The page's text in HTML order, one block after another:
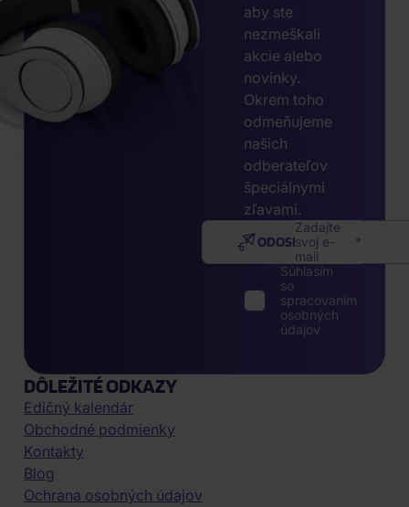
aby ste
nezmeškali
akcie alebo
novinky.
Okrem toho
odmeňujeme
našich
odberateľov
špeciálnymi
zľavami.
Zadajte
svoj e-
mail
ODOSLAŤ
Súhlasím
so
spracovaním
osobných
údajov
DÔLEŽITÉ ODKAZY
Edičný kalendár
Obchodné podmienky
Kontakty
Blog
Ochrana osobných údajov